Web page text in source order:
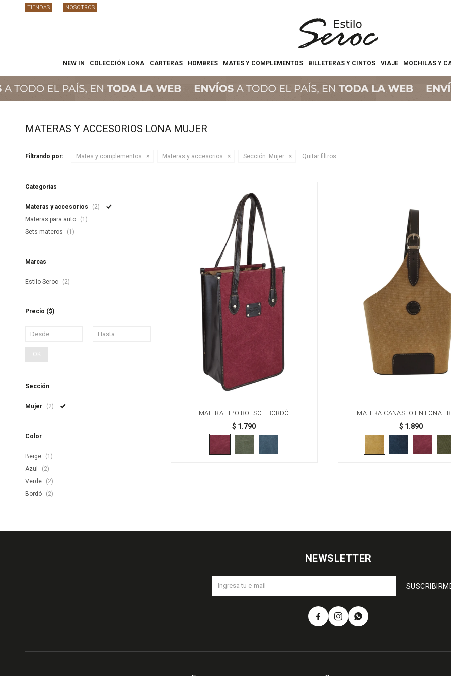
NEW IN COLECCIÓN LONA CARTERAS HOMBRES MATES Y COMPLEMENTOS BILLETERAS Y CINTOS VIAJE MOCHILAS Y
TIENDAS NOSOTROS
MATERAS Y ACCESORIOS LONA MUJER
Filtrando por: Mates y complementos Materas y accesorios Sección: Mujer Quitar filtros
MATERA TIPO BOLSO - BORDÓ
$ 1.790
MATERA CANASTO EN LONA -
$ 1.890
Categorías
Materas y accesorios
(2)
Materas para auto
(1)
Sets materos
(1)
Marcas
Estilo Seroc (2)
Precio ($)
OK
Sección
Mujer (2)
Color
Beige
(1)
Azul
(2)
Verde
(2)
Bordó
(2)
NEWSLETTER
  